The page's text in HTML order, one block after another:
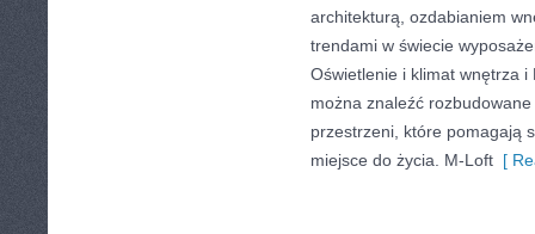
architekturą, ozdabianiem
trendami w świecie
Oświetlenie i klimat wnętrza i
można znaleźć
przestrzeni, które pomagają
miejsce do życia. M-Loft [